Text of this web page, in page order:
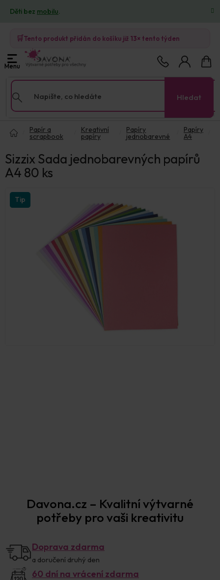
obsah
Děti bez mobilu.
🛒Tento produkt přidán do košíku již 13× tento týden
Hledat
košík
Papír a
scrapbook
Kreativní
papíry
Papíry
jednobarevné
Papíry
A4
Sizzix Sada jednobarevných papírů
A4 80 ks
Tip
Davona.cz – Kvalitní výtvarné
potřeby pro vaši kreativitu
Doprava zdarma
a doručení druhý den
60 dní na vrácení zdarma